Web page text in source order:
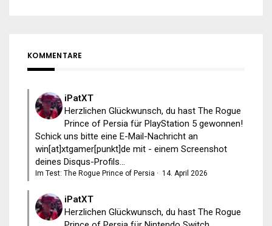
KOMMENTARE
iPatXT
Herzlichen Glückwunsch, du hast The Rogue
Prince of Persia für PlayStation 5 gewonnen!
Schick uns bitte eine E-Mail-Nachricht an
win[at]xtgamer[punkt]de mit - einem Screenshot
deines Disqus-Profils...
Im Test: The Rogue Prince of Persia · 14. April 2026
iPatXT
Herzlichen Glückwunsch, du hast The Rogue